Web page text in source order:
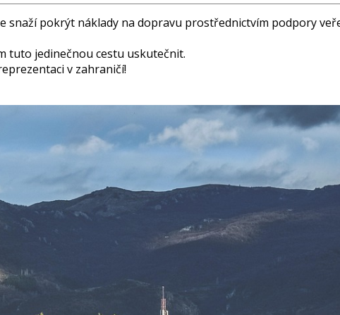
snaží pokrýt náklady na dopravu prostřednictvím podpory
tuto jedinečnou cestu uskutečnit.
v zahraničí!